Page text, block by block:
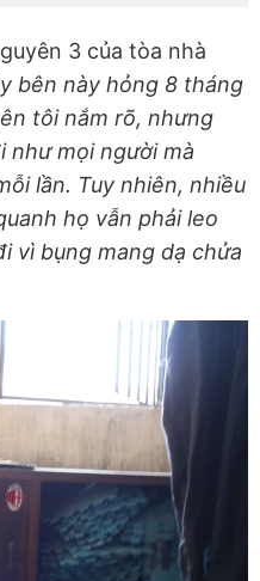
3 của tòa nhà
bên này hỏng 8 tháng
tôi nắm rõ, nhưng
như mọi người mà
lần. Tuy nhiên, nhiều
họ vẫn phải leo
vì bụng mang dạ chửa